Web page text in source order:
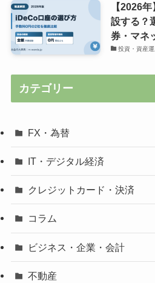
【2026
設する？
券・マネ
投資・資産運
カテゴリー
FX・為替
IT・デジタル経済
クレジットカード・決済
コラム
ビジネス・企業・会計
不動産